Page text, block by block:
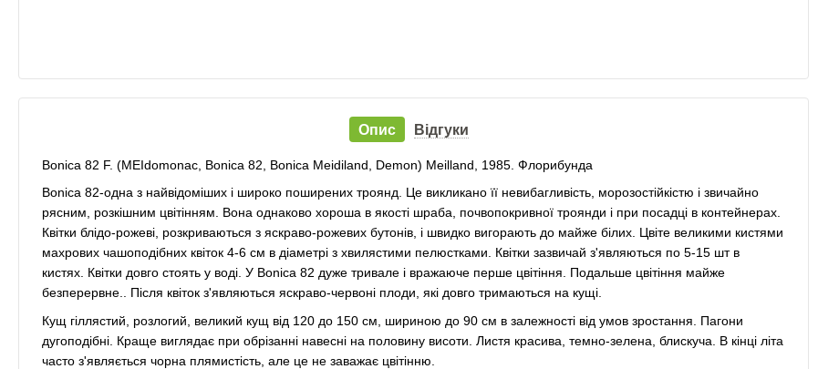
Опис Відгуки
Bonica 82 F. (MEIdomonac, Bonica 82, Bonica Meidiland, Demon) Meilland, 1985. Флорибунда
Bonica 82-одна з найвідоміших і широко поширених троянд. Це викликано її невибагливість, морозостійкістю і звичайно
рясним, розкішним цвітінням. Вона однаково хороша в якості шраба, почвопокривної троянди і при посадці в контейнерах.
Квітки блідо-рожеві, розкриваються з яскраво-рожевих бутонів, і швидко вигорають до майже білих. Цвіте великими кистями
махрових чашоподібних квіток 4-6 см в діаметрі з хвилястими пелюстками. Квітки зазвичай з'являються по 5-15 шт в
кистях. Квітки довго стоять у воді. У Bonica 82 дуже тривале і вражаюче перше цвітіння. Подальше цвітіння майже
безперервне.. Після квіток з'являються яскраво-червоні плоди, які довго тримаються на кущі.
Кущ гіллястий, розлогий, великий кущ від 120 до 150 см, шириною до 90 см в залежності від умов зростання. Пагони
дугоподібні. Краще виглядає при обрізанні навесні на половину висоти. Листя красива, темно-зелена, блискуча. В кінці літа
часто з'являється чорна плямистість, але це не заважає цвітінню.